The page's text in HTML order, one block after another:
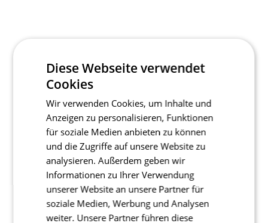
Diese Webseite verwendet
Cookies
Wir verwenden Cookies, um Inhalte und
Anzeigen zu personalisieren, Funktionen
für soziale Medien anbieten zu können
und die Zugriffe auf unsere Website zu
analysieren. Außerdem geben wir
Informationen zu Ihrer Verwendung
unserer Website an unsere Partner für
soziale Medien, Werbung und Analysen
weiter. Unsere Partner führen diese